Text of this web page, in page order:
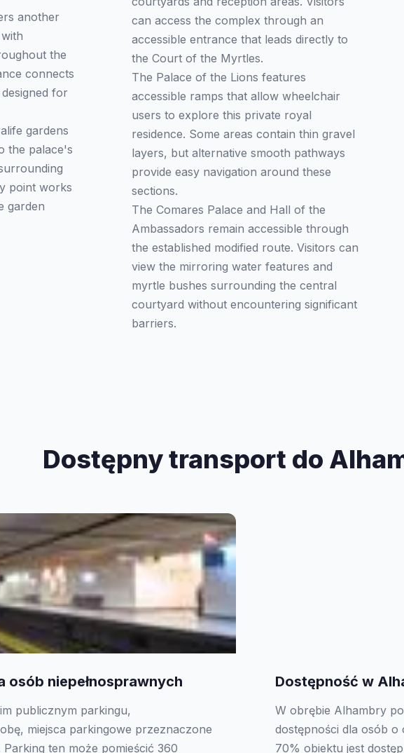
another
the
connects
for
gardens
the palace's
point works
garden
can access the complex through an
accessible entrance that leads directly to
the Court of the Myrtles.
The Palace of the Lions features
accessible ramps that allow wheelchair
users to explore this private royal
residence. Some areas contain thin gravel
layers, but alternative smooth pathways
provide easy navigation around these
sections.
The Comares Palace and Hall of the
Ambassadors remain accessible through
the established modified route. Visitors can
view the mirroring water features and
myrtle bushes surrounding the central
courtyard without encountering significant
barriers.
Dostępny transport do
osób niepełnosprawnych
publicznym parkingu,
miejsca parkingowe przeznaczone
ten może pomieścić 360
Dostępność w
W obrębie Alhambry
dostępności dla osób o
70% obiektu jest